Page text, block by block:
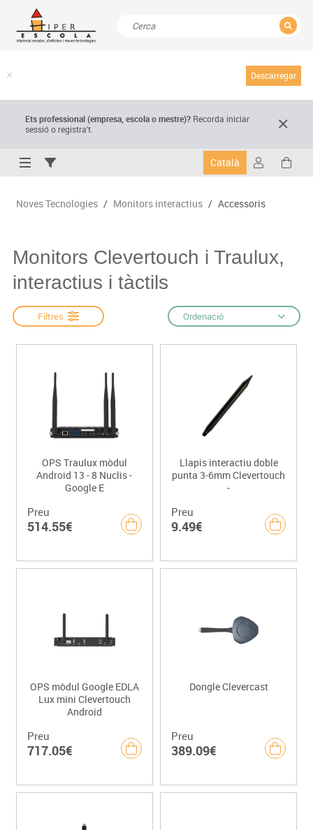
Descarregar
Ets professional (empresa,escola o mestre)? Recorda iniciar
sessió o registra't.
Català
Noves Tecnologies / Monitors interactius / Accessoris
Monitors Clevertouch i Traulux,
interactius i tàctils
Filtres Ordenació
OPS Traulux mòdul
Android 13 - 8 Nuclis -
Google E
Preu
514.55€
Llapis interactiu doble
punta 3-6mm Clevertouch
-
Preu
9.49€
OPS mòdul Google EDLA
Lux mini Clevertouch
Android
Preu
717.05€
Dongle Clevercast
Preu
389.09€